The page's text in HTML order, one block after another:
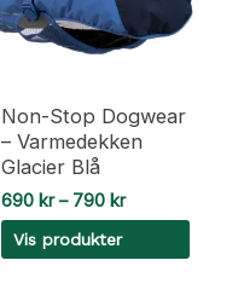
Non-Stop Dogwear
– Varmedekken
Glacier Blå
690 kr – 790 krPrisområde:
690 kr
790 kr
Vis produkter